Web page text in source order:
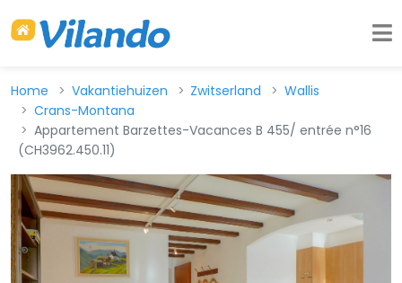
Home Vakantiehuizen Zwitserland
Wallis
Crans-Montana
Appartement Barzettes-Vacances B 455/ entrée n°16
(CH3962.450.11)